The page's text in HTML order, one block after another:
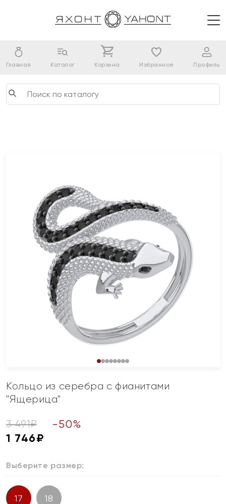
Главная Каталог Корзина Избранное Профиль
Кольцо из серебра с фианитами
"Ящерица"
3 491₽ -50%
1 746₽
Выберите размер:
17 18